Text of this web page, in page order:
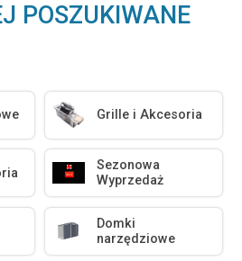
POSZUKIWANE
Grille i Akcesoria
Sezonowa
Wyprzedaż
Domki
narzędziowe